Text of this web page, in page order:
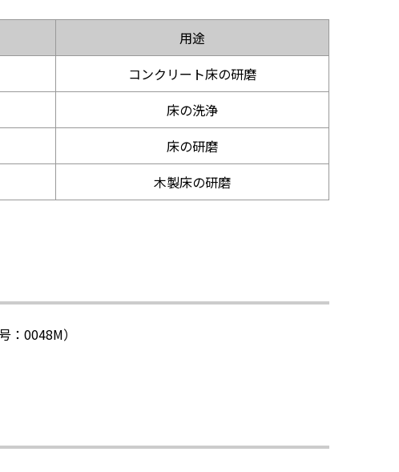
用途
コンクリート床の研磨
床の洗浄
床の研磨
木製床の研磨
0048M）